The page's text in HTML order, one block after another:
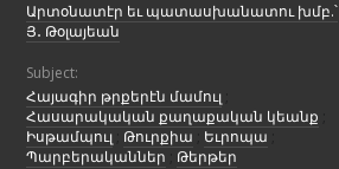
Արտօնատէր եւ պատասխանատու խմբ.՝
Յ․ Թօլայեան
Subject:
Հայագիր թրքերէն մամուլ
Հասարակական քաղաքական կեանք
Իսթամպուլ Թուրքիա Եւրոպա
Պարբերականներ
Թերթեր